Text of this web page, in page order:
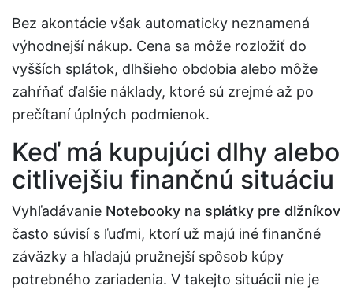
Bez akontácie však automaticky neznamená
výhodnejší nákup. Cena sa môže rozložiť do
vyšších splátok, dlhšieho obdobia alebo môže
zahŕňať ďalšie náklady, ktoré sú zrejmé až po
prečítaní úplných podmienok.
Keď má kupujúci dlhy alebo
citlivejšiu finančnú situáciu
Vyhľadávanie Notebooky na splátky pre dlžníkov
často súvisí s ľuďmi, ktorí už majú iné finančné
záväzky a hľadajú pružnejší spôsob kúpy
potrebného zariadenia. V takejto situácii nie je